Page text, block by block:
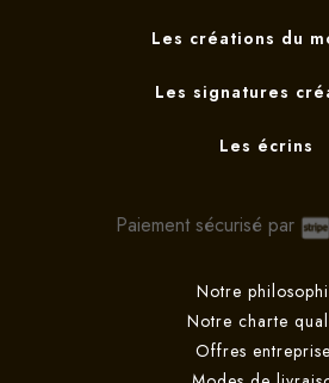
Les créations du
Les signatures
Les écrins
Paiement sécurisé par
Notre
Notre charte
Offres